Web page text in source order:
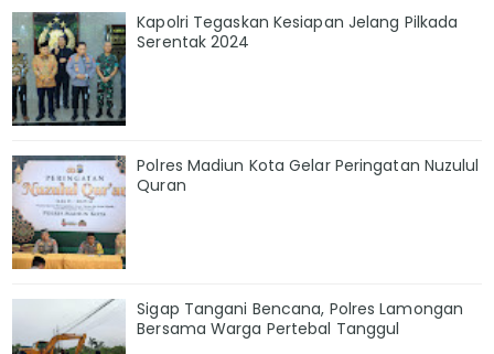
Kapolri Tegaskan Kesiapan Jelang Pilkada
Serentak 2024
Polres Madiun Kota Gelar Peringatan Nuzulul
Quran
Sigap Tangani Bencana, Polres Lamongan
Bersama Warga Pertebal Tanggul